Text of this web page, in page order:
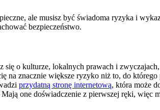
ale musisz być świadoma ryzyka i
bezpieczeństwo.
o kulturze, lokalnych prawach i
na znacznie większe ryzyko niż to, do
przydatną stronę internetową, która może
one doświadczenie z pierwszej ręki, więc